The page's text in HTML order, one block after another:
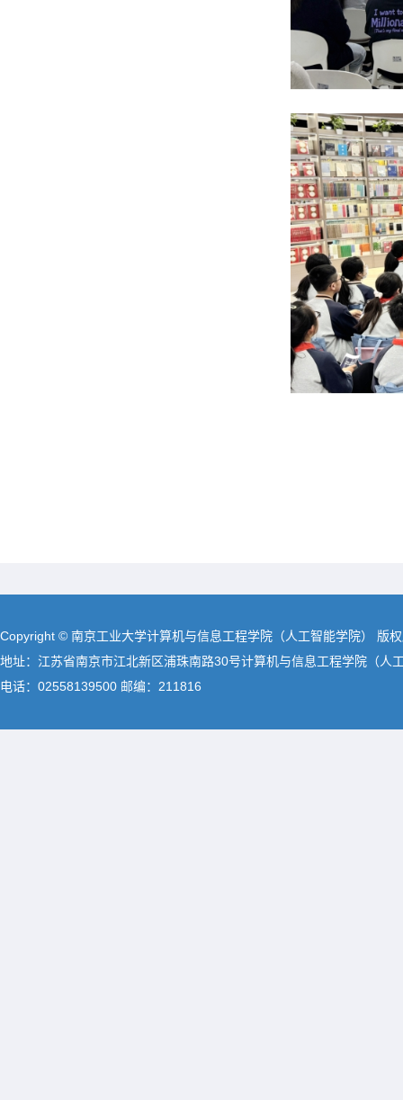
Copyright © 南京工业大学计算机与信息工程学院（人工智能学院） 版
地址：江苏省南京市江北新区浦珠南路30号计算机与信息工程学院（人
电话：02558139500 邮编：211816